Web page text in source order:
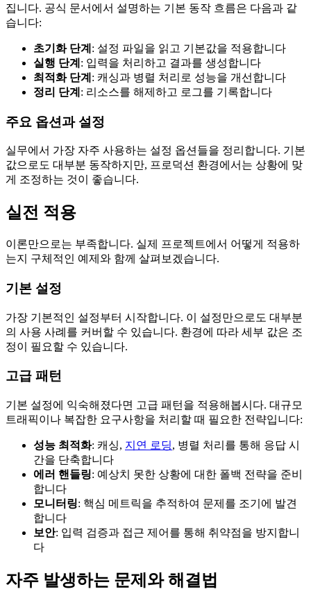
집니다. 공식 문서에서 설명하는 기본 동작 흐름은 다음과 같
습니다:
초기화 단계 : 설정 파일을 읽고 기본값을 적용합니다
실행 단계 : 입력을 처리하고 결과를 생성합니다
최적화 단계 : 캐싱과 병렬 처리로 성능을 개선합니다
정리 단계 : 리소스를 해제하고 로그를 기록합니다
주요 옵션과 설정
실무에서 가장 자주 사용하는 설정 옵션들을 정리합니다. 기본
값으로도 대부분 동작하지만, 프로덕션 환경에서는 상황에 맞
게 조정하는 것이 좋습니다.
실전 적용
이론만으로는 부족합니다. 실제 프로젝트에서 어떻게 적용하
는지 구체적인 예제와 함께 살펴보겠습니다.
기본 설정
가장 기본적인 설정부터 시작합니다. 이 설정만으로도 대부분
의 사용 사례를 커버할 수 있습니다. 환경에 따라 세부 값은 조
정이 필요할 수 있습니다.
고급 패턴
기본 설정에 익숙해졌다면 고급 패턴을 적용해봅시다. 대규모
트래픽이나 복잡한 요구사항을 처리할 때 필요한 전략입니다:
성능 최적화: 캐싱, 지연 로딩, 병렬 처리를 통해 응답 시
간을 단축합니다
에러 핸들링: 예상치 못한 상황에 대한 폴백 전략을 준비
합니다
모니터링: 핵심 메트릭을 추적하여 문제를 조기에 발견
합니다
보안: 입력 검증과 접근 제어를 통해 취약점을 방지합니
다
자주 발생하는 문제와 해결법